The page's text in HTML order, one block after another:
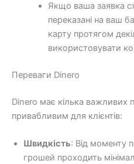
Якщо ваша заявка
переказані на ваш
карту протягом
використовувати
Переваги Dinero
Dinero має кілька важливих
привабливим для клієнтів:
Швидкість: Від моменту
грошей проходить